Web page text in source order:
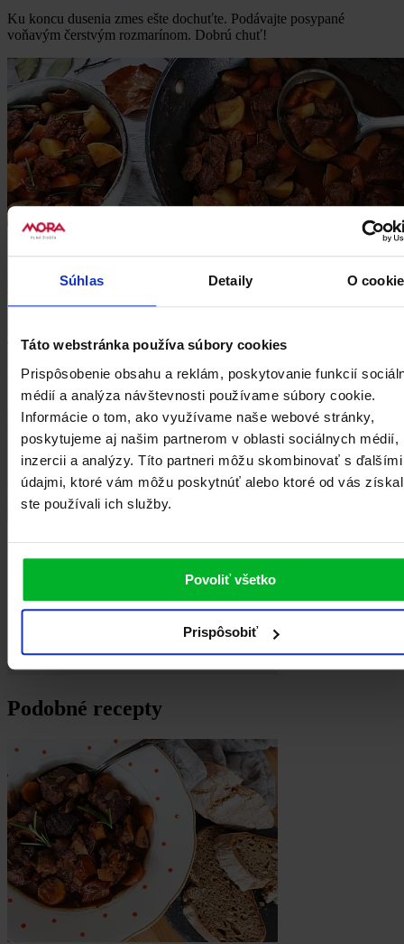
Súhlas Detaily O
Táto webstránka používa súbory cookies
Prispôsobenie obsahu a reklám, poskytovanie funkcií
médií a analýza návštevnosti používame súbory cookie.
Informácie o tom, ako využívame naše webové stránky,
poskytujeme aj našim partnerom v oblasti sociálnych médií,
inzercii a analýzy. Títo partneri môžu skombinovať s ďalšími
údajmi, ktoré vám môžu poskytnúť alebo ktoré od vás
ste používali ich služby.
Povoliť všetko
Prispôsobiť
Ku koncu dusenia zmes ešte dochuťte. Podávajte posypané
voňavým čerstvým rozmarínom. Dobrú chuť!
TIPY A RADY: ak by ste k hovädziemu mäsu radi vyskúšali inú
zmes s jesennou zeleninou podávajte s knedľou alebo napríklad s
ryžou.
Podobné recepty